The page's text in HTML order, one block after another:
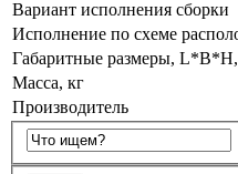
Вариант исполнения сборки
Исполнение по схеме
Габаритные размеры,
Масса, кг
Производитель